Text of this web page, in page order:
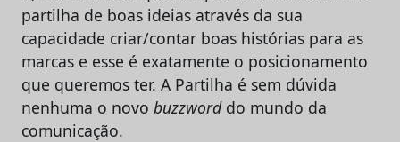
partilha de boas ideias através da sua
capacidade criar/contar boas histórias para as
marcas e esse é exatamente o posicionamento
que queremos ter. A Partilha é sem dúvida
nenhuma o novo buzzworddo mundo da
comunicação.